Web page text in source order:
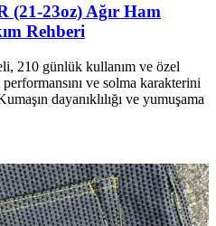
(21-23oz) Ağır Ham
Rehberi
210 günlük kullanım ve özel
ve solma karakterini
dayanıklılığı ve yumuşama